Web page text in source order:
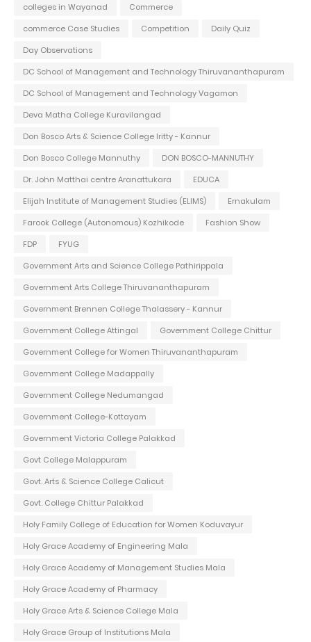
colleges in Wayanad
Commerce
commerce Case Studies
Competition
Daily Quiz
Day Observations
DC School of Management and Technology Thiruvananthapuram
DC School of Management and Technology Vagamon
Deva Matha College Kuravilangad
Don Bosco Arts & Science College Iritty - Kannur
Don Bosco College Mannuthy
DON BOSCO-MANNUTHY
Dr. John Matthai centre Aranattukara
EDUCA
Elijah Institute of Management Studies (ELIMS)
Ernakulam
Farook College (Autonomous) Kozhikode
Fashion Show
FDP
FYUG
Government Arts and Science College Pathirippala
Government Arts College Thiruvananthapuram
Government Brennen College Thalassery - Kannur
Government College Attingal
Government College Chittur
Government College for Women Thiruvananthapuram
Government College Madappally
Government College Nedumangad
Government College-Kottayam
Government Victoria College Palakkad
Govt College Malappuram
Govt. Arts & Science College Calicut
Govt. College Chittur Palakkad
Holy Family College of Education for Women Koduvayur
Holy Grace Academy of Engineering Mala
Holy Grace Academy of Management Studies Mala
Holy Grace Academy of Pharmacy
Holy Grace Arts & Science College Mala
Holy Grace Group of Institutions Mala